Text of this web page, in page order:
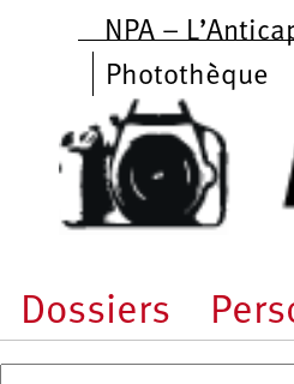
Aller au contenu
NPA –
Photothèque
Dossiers